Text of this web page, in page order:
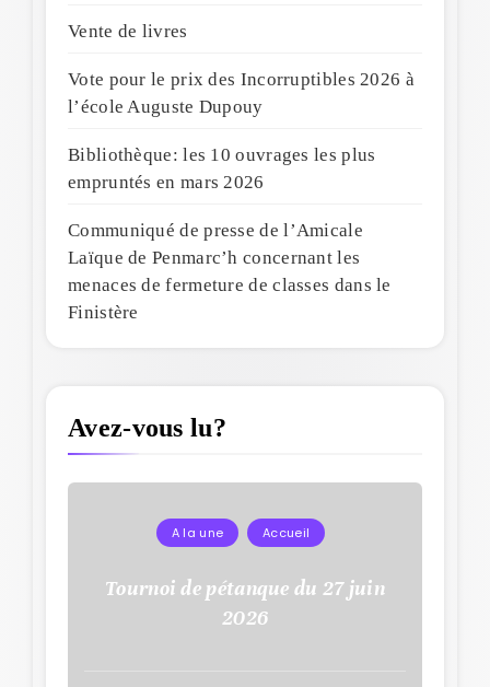
Vente de livres
Vote pour le prix des Incorruptibles 2026 à
l’école Auguste Dupouy
Bibliothèque: les 10 ouvrages les plus
empruntés en mars 2026
Communiqué de presse de l’Amicale
Laïque de Penmarc’h concernant les
menaces de fermeture de classes dans le
Finistère
Avez-vous lu?
A la une Accueil
Tournoi de pétanque du 27 juin
2026